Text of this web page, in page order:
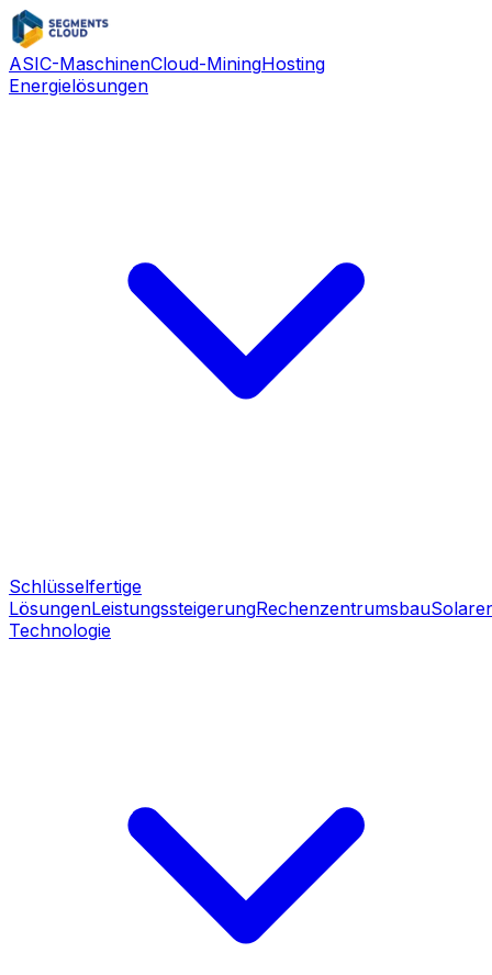
ASIC-MaschinenCloud-MiningHosting
Energielösungen
Schlüsselfertige
LösungenLeistungssteigerungRechenzentrumsbau
Technologie